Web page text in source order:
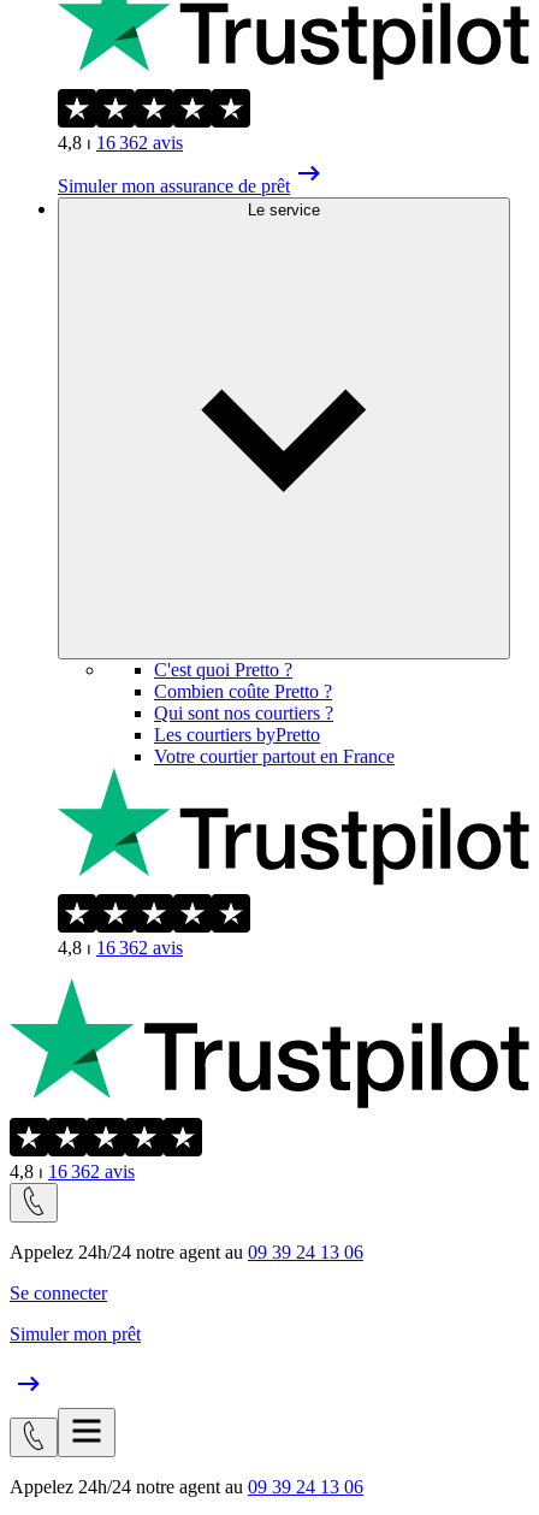
4,8 ⏐ 16 362 avis
Simuler mon assurance de prêt
Le service
C'est quoi Pretto ?
Combien coûte Pretto ?
Qui sont nos courtiers ?
Les courtiers byPretto
Votre courtier partout en France
4,8 ⏐ 16 362 avis
4,8 ⏐ 16 362 avis
Appelez 24h/24 notre agent au 09 39 24 13 06
Se connecter
Simuler mon prêt
Appelez 24h/24 notre agent au 09 39 24 13 06